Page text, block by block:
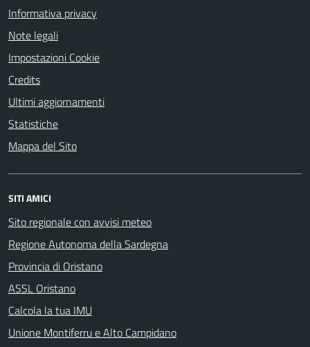
Informativa privacy
Note legali
Impostazioni Cookie
Credits
Ultimi aggiornamenti
Statistiche
Mappa del Sito
SITI AMICI
Sito regionale con avvisi meteo
Regione Autonoma della Sardegna
Provincia di Oristano
ASSL Oristano
Calcola la tua IMU
Unione Montiferru e Alto Campidano